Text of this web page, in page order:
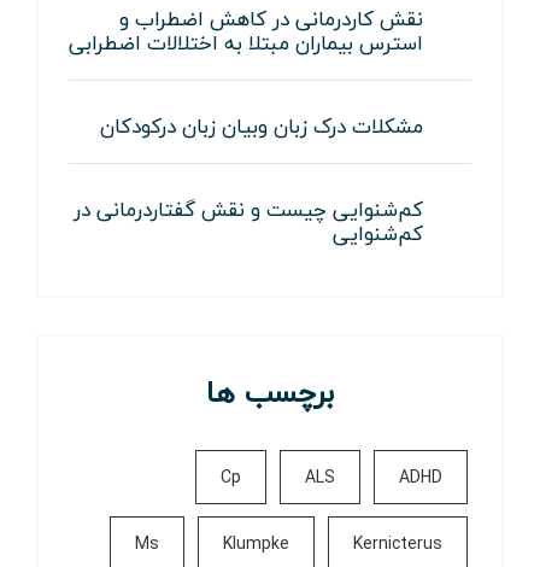
نقش کاردرمانی در کاهش اضطراب و
استرس بیماران مبتلا به اختلالات اضطرابی
مشکلات درک زبان وبیان زبان درکودکان
کم‌شنوایی چیست و نقش گفتاردرمانی در
کم‌شنوایی
برچسب ها
ADHD
ALS
Cp
Kernicterus
Klumpke
Ms